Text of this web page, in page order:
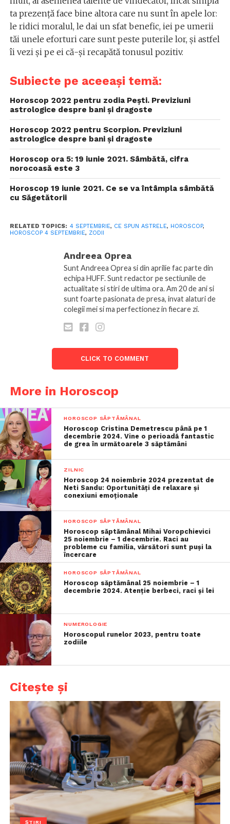
ta prezenţă face bine altora care nu sunt în apele lor:
le ridici moralul, le dai un sfat benefic, iei pe umerii
tăi unele eforturi care sunt peste puterile lor, şi astfel
îi vezi şi pe ei că-şi recapătă tonusul pozitiv.
Subiecte pe aceeași temă:
Horoscop 2022 pentru zodia Pești. Previziuni
astrologice despre bani și dragoste
Horoscop 2022 pentru Scorpion. Previziuni
astrologice despre bani și dragoste
Horoscop ora 5: 19 iunie 2021. Sâmbătă, cifra
norocoasă este 3
Horoscop 19 iunie 2021. Ce se va întâmpla sâmbătă
cu Săgetătorii
RELATED TOPICS: 4 SEPTEMBRIE, CE SPUN ASTRELE, HOROSCOP,
HOROSCOP 4 SEPTEMBRIE, ZODII
Andreea Oprea
Sunt Andreea Oprea si din aprilie fac parte din
echipa HUFF. Sunt redactor pe sectiunile de
actualitate si stiri de ultima ora. Am 20 de ani si
sunt foarte pasionata de presa, invat alaturi de
colegii mei si ma perfectionez in fiecare zi.
CLICK TO COMMENT
More in Horoscop
HOROSCOP SĂPTĂMÂNAL
Horoscop Cristina Demetrescu până pe 1
decembrie 2024. Vine o perioadă fantastic
de grea în următoarele 3 săptămâni
ZILNIC
Horoscop 24 noiembrie 2024 prezentat de
Neti Sandu: Oportunități de relaxare și
conexiuni emoționale
HOROSCOP SĂPTĂMÂNAL
Horoscop săptămânal Mihai Voropchievici
25 noiembrie – 1 decembrie. Raci au
probleme cu familia, vărsători sunt puși la
încercare
HOROSCOP SĂPTĂMÂNAL
Horoscop săptămânal 25 noiembrie – 1
decembrie 2024. Atenție berbeci, raci și lei
NUMEROLOGIE
Horoscopul runelor 2023, pentru toate
zodiile
Citește și
ȘTIRI